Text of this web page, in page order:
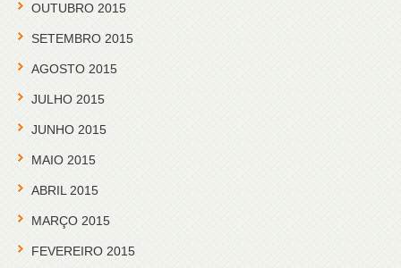
OUTUBRO 2015
SETEMBRO 2015
AGOSTO 2015
JULHO 2015
JUNHO 2015
MAIO 2015
ABRIL 2015
MARÇO 2015
FEVEREIRO 2015